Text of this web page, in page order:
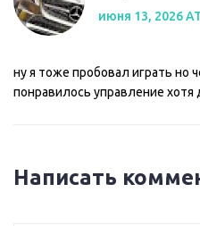
июня 13, 2026
ну я тоже пробовал играть но
понравилось управление хотя
Написать